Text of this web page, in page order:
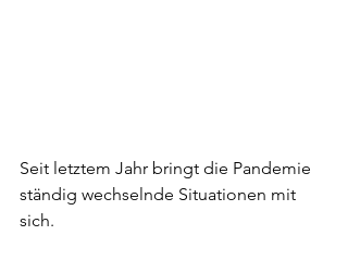
Seit letztem Jahr bringt die Pandemie
ständig wechselnde Situationen mit
sich.